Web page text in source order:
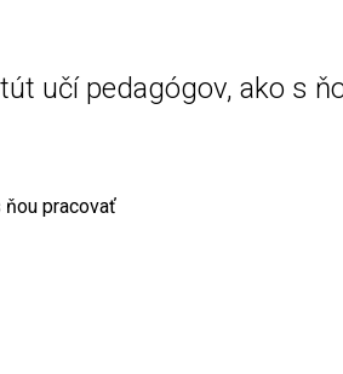
učí pedagógov, ako s
ňou pracovať